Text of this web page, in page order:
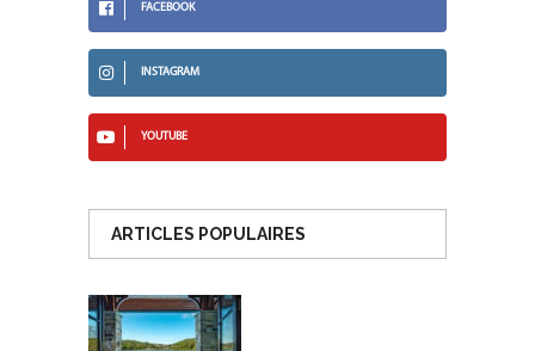
FACEBOOK
INSTAGRAM
YOUTUBE
ARTICLES POPULAIRES